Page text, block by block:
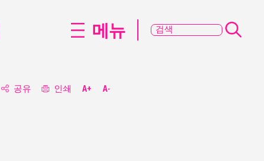
공유 인쇄 A+ A-
메뉴